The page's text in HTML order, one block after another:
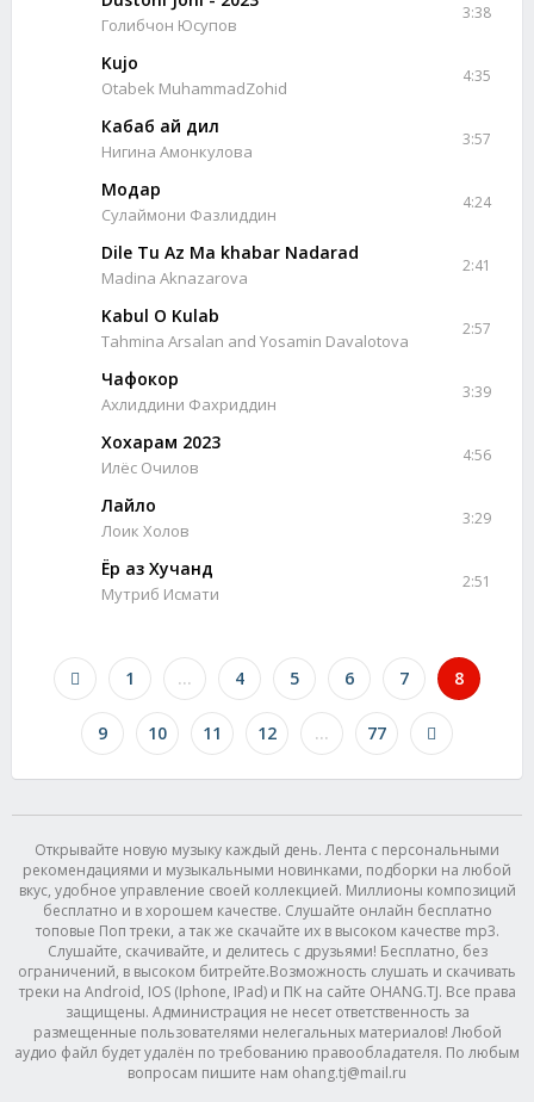
Голибчон Юсупов
3:38
Kujo
Otabek MuhammadZohid
4:35
Кабаб ай дил
Нигина Амонкулова
3:57
Модар
Сулаймони Фазлиддин
4:24
Dile Tu Az Ma khabar Nadarad
Madina Aknazarova
2:41
Kabul O Kulab
Tahmina Arsalan and Yosamin Davalotova
2:57
Чафокор
Ахлиддини Фахриддин
3:39
Хохарам 2023
Илёс Очилов
4:56
Лайло
Лоик Холов
3:29
Ёр аз Хучанд
Мутриб Исмати
2:51
1 ... 4 5 6 7 8
9 10 11 12 ... 77
Открывайте новую музыку каждый день. Лента с персональными
рекомендациями и музыкальными новинками, подборки на любой
вкус, удобное управление своей коллекцией. Миллионы композиций
бесплатно и в хорошем качестве. Слушайте онлайн бесплатно
топовые Поп треки, а так же скачайте их в высоком качестве mp3.
Слушайте, скачивайте, и делитесь с друзьями! Бесплатно, без
ограничений, в высоком битрейте.Возможность слушать и скачивать
треки на Android, IOS (Iphone, IPad) и ПК на сайте OHANG.TJ. Все права
защищены. Администрация не несет ответственность за
размещенные пользователями нелегальных материалов! Любой
аудио файл будет удалён по требованию правообладателя. По любым
вопросам пишите нам ohang.tj@mail.ru